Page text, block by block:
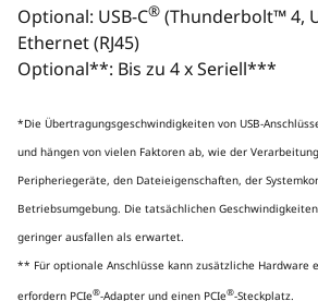
Monitor, Tastatur und Maus sind optional und
SPEZIELL FÜR
ENTWICKELT
Entdecken Sie neue
intelligenter Leistung für
anspruchsvolle
Optional: USB-C® (Thunderbolt™ 4,
Ethernet (RJ45)
Optional**: Bis zu 4 x Seriell***
*Die Übertragungsgeschwindigkeiten von USB-
und hängen von vielen Faktoren ab, wie der
Peripheriegeräte, den Dateieigenschaften, der
Betriebsumgebung. Die tatsächlichen
geringer ausfallen als erwartet.
** Für optionale Anschlüsse kann zusätzliche Hardware
erfordern PCIe®-Adapter und einen PCIe®-Steckplatz.